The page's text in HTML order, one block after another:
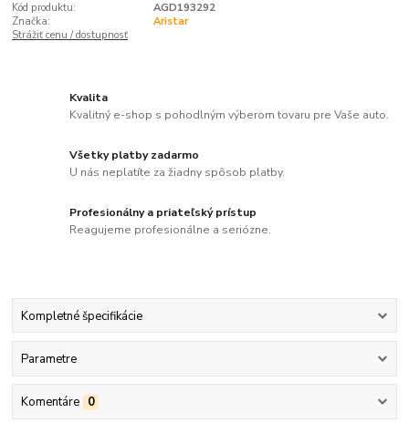
Kód produktu:
AGD193292
Značka:
Aristar
Strážiť cenu / dostupnosť
Kvalita
Kvalitný e-shop s pohodlným výberom tovaru pre Vaše auto.
Všetky platby zadarmo
U nás neplatíte za žiadny spôsob platby.
Profesionálny a priateľský prístup
Reagujeme profesionálne a seriózne.
Kompletné špecifikácie
Parametre
Komentáre 0